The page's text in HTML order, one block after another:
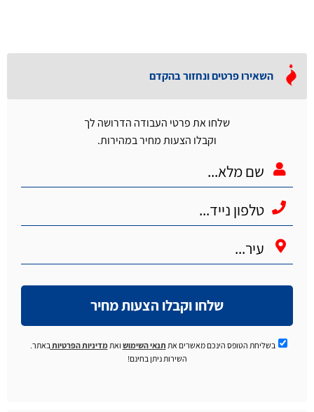
השאירו פרטים ונחזור בהקדם
שלחו את פרטי העבודה הדרושה לך
וקבלו הצעות מחיר במהירות.
שלחו וקבלו הצעות מחיר
בשליחת הטופס הינכם מאשרים את תנאי השימוש ואתמדיניות הפרטיות באתר.
השירות ניתן בחינם!